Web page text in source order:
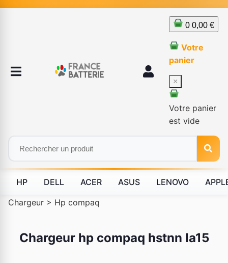
0 0,00 €
Votre
panier
×
Votre panier
est vide
HP DELL ACER ASUS LENOVO
Chargeur > Hp compaq
Chargeur hp compaq hstnn la15